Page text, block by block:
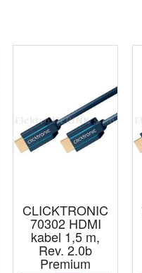
CLICKTRONIC
70302 HDMI
kabel 1,5 m,
Rev. 2.0b
Premium